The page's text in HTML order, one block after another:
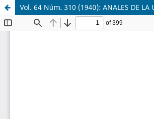
Vol. 64 Núm. 310 (1940): ANALES DE LA